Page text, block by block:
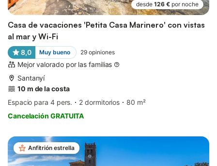
desde 126 € por noche
Casa de vacaciones 'Petita Casa Marinero' con vistas
al mar y Wi-Fi
8,0 Muy bueno 29 opiniones
Mejor valorado por las familias
Santanyí
10 m de la costa
Espacio para 4 pers.
2 dormitorios
80 m²
Cancelación GRATUITA
Anfitrión estrella